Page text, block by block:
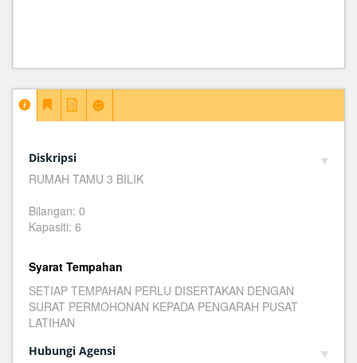
Diskripsi
RUMAH TAMU 3 BILIK
Bilangan: 0
Kapasiti: 6
Syarat Tempahan
SETIAP TEMPAHAN PERLU DISERTAKAN DENGAN
SURAT PERMOHONAN KEPADA PENGARAH PUSAT
LATIHAN
Hubungi Agensi